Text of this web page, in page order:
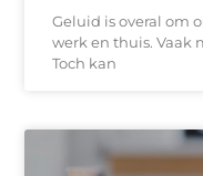
Geluid is overal om
werk en thuis. Vaak
Toch kan